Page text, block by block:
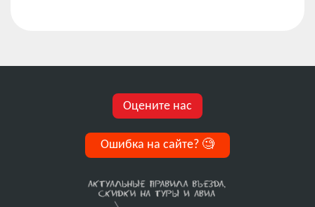
Оцените нас
Ошибка на сайте? 🧐